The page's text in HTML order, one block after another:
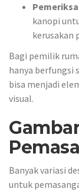
kanopi
kerusakan
Bagi pemilik
hanya berfungsi
bisa menjadi
visual.
Banyak variasi
untuk